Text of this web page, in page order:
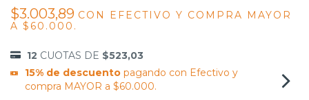
$3.003,89 CON
EFECTIVO Y COMPRA MAYOR
A $60.000.
12 CUOTAS DE $523,03
15% de descuentopagando con Efectivo y
compra MAYOR a $60.000.